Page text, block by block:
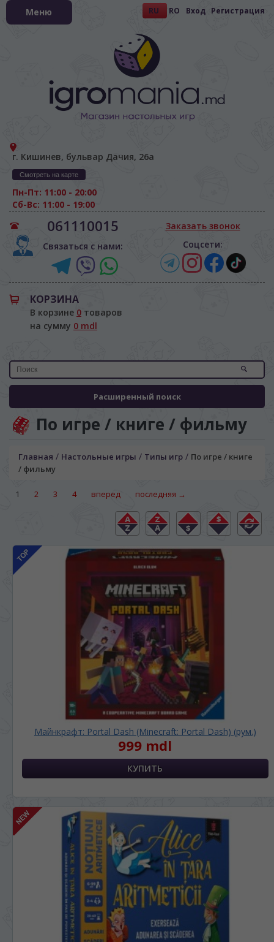
RU RO Вход Регистрация
г. Кишинев, бульвар Дачия, 26а
Смотреть на карте
Пн-Пт: 11:00 - 20:00
Сб-Вс: 11:00 - 19:00
061110015
Связаться с нами:
Заказать звонок
Соцсети:
КОРЗИНА
В корзине 0 товаров
на сумму 0 mdl
Расширенный поиск
Меню
По игре / книге / фильму
Главная / Настольные игры / Типы игр / По игре / книге
/ фильму
1 2 3 4 вперед последняя →
Майнкрафт: Portal Dash (Minecraft: Portal Dash) (рум.)
999 mdl